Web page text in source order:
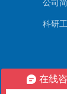
公司
科研
在线